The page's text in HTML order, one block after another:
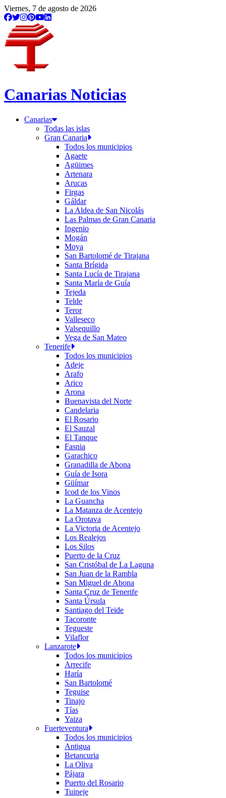
Viernes, 7 de agosto de 2026
Canarias Noticias
Canarias
Todas las islas
Gran Canaria
Todos los municipios
Agaete
Agüimes
Artenara
Arucas
Firgas
Gáldar
La Aldea de San Nicolás
Las Palmas de Gran Canaria
Ingenio
Mogán
Moya
San Bartolomé de Tirajana
Santa Brígida
Santa Lucía de Tirajana
Santa María de Guía
Tejeda
Telde
Teror
Valleseco
Valsequillo
Vega de San Mateo
Tenerife
Todos los municipios
Adeje
Arafo
Arico
Arona
Buenavista del Norte
Candelaria
El Rosario
El Sauzal
El Tanque
Fasnia
Garachico
Granadilla de Abona
Guía de Isora
Güímar
Icod de los Vinos
La Guancha
La Matanza de Acentejo
La Orotava
La Victoria de Acentejo
Los Realejos
Los Silos
Puerto de la Cruz
San Cristóbal de La Laguna
San Juan de la Rambla
San Miguel de Abona
Santa Cruz de Tenerife
Santa Úrsula
Santiago del Teide
Tacoronte
Tegueste
Vilaflor
Lanzarote
Todos los municipios
Arrecife
Haría
San Bartolomé
Teguise
Tinajo
Tías
Yaiza
Fuerteventura
Todos los municipios
Antigua
Betancuria
La Oliva
Pájara
Puerto del Rosario
Tuineje